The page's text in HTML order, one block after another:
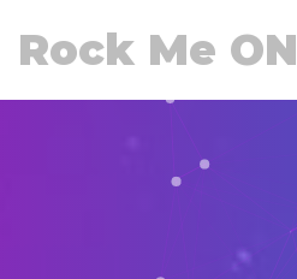
Rock Me ON